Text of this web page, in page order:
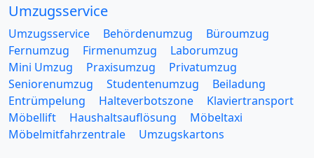
Umzugsservice
Umzugsservice Behördenumzug
Büroumzug
Fernumzug
Firmenumzug
Laborumzug
Mini Umzug
Praxisumzug
Privatumzug
Seniorenumzug
Studentenumzug
Beiladung
Entrümpelung
Halteverbotszone
Klaviertransport
Möbellift
Haushaltsauflösung
Möbeltaxi
Möbelmitfahrzentrale
Umzugskartons